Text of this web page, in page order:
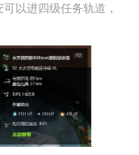
以进四级任务轨道，